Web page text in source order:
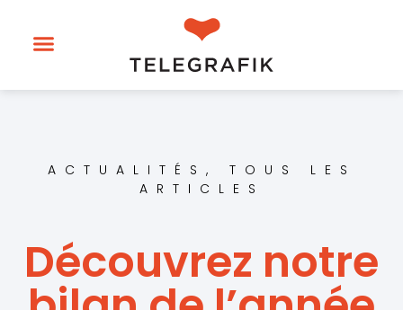
ACTUALITÉS , TOUS LES
ARTICLES
Découvrez notre